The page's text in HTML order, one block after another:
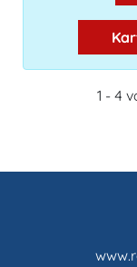
1 - 4